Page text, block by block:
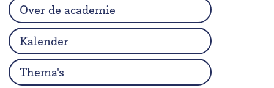
Over de academie
Kalender
Thema's